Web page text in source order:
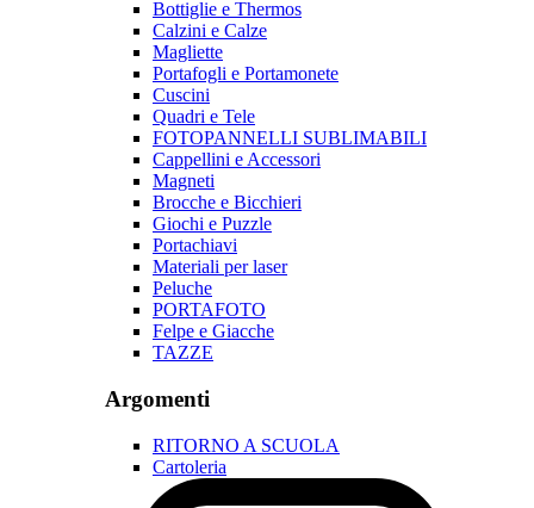
Bottiglie e Thermos
Calzini e Calze
Magliette
Portafogli e Portamonete
Cuscini
Quadri e Tele
FOTOPANNELLI SUBLIMABILI
Cappellini e Accessori
Magneti
Brocche e Bicchieri
Giochi e Puzzle
Portachiavi
Materiali per laser
Peluche
PORTAFOTO
Felpe e Giacche
TAZZE
Argomenti
RITORNO A SCUOLA
Cartoleria